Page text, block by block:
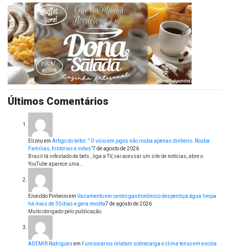
Últimos Comentários
Elizeu em Artigo do leitor: ” O vício em jogos não rouba apenas dinheiro. Rouba
Famílias, histórias e vidas”7 de agosto de 2026
Brasil tá infestado de bets , liga a TV, vai acessar um site de notícias, abre o
YouTube aparece uma…
Eronildo Pinheiroem Vazamento em centro gastronômico desperdiça água limpa
há mais de 30 dias e gera revolta7 de agosto de 2026
Muito obrigado pelo publicação.
ADEMIR Rodrigues em Funcionários relatam sobrecarga e clima tenso em escola